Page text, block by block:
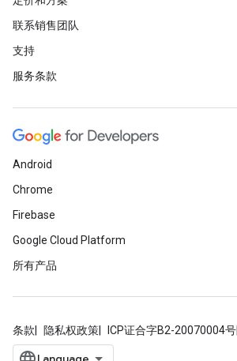
联系销售团队
支持
服务条款
Android
Chrome
Firebase
Google Cloud Platform
所有产品
条款 隐私权政策 ICP证合字B2-20070004号